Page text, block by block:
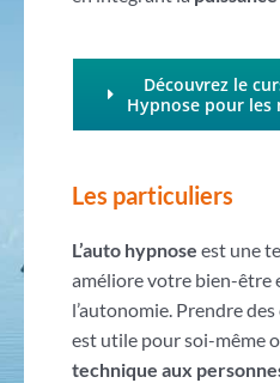
Découvrez le
Hypnose pour les
Les particuliers
L’auto hypnose est une
améliore votre bien-être
l’autonomie. Prendre
est utile pour soi-même
technique aux